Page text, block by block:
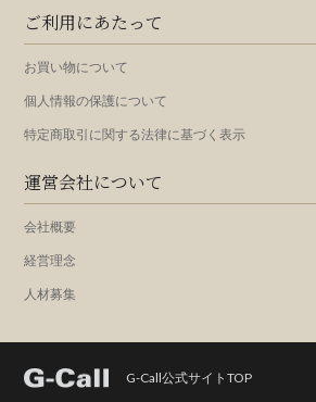
ご利用にあたって
お買い物について
個人情報の保護について
特定商取引に関する法律に基づく表示
運営会社について
会社概要
経営理念
人材募集
G-Call公式サイトTOP